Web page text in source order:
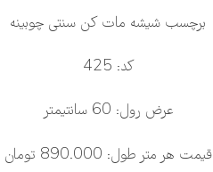
برچسب شیشه مات کن سنتی چوبینه
کد: 425
عرض رول: 60 سانتیمتر
قیمت هر متر طول: 890.000 تومان